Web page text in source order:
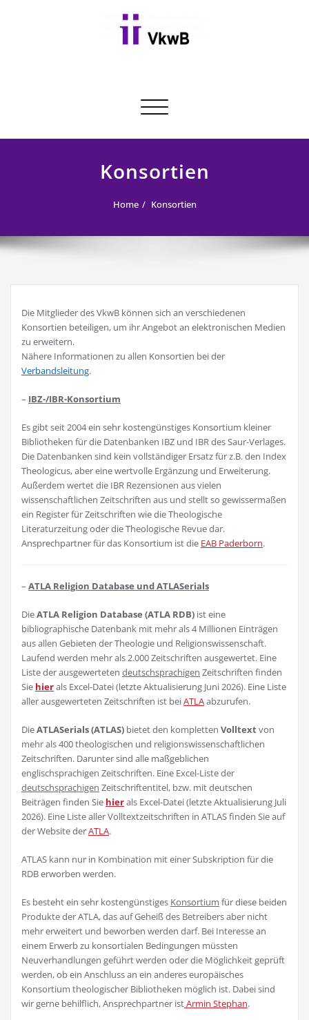
Toggle navigation
Konsortien
Home Konsortien
Die Mitglieder des VkwB können sich an verschiedenen
Konsortien beteiligen, um ihr Angebot an elektronischen Medien
zu erweitern.
Nähere Informationen zu allen Konsortien bei der
Verbandsleitung.
– IBZ-/IBR-Konsortium
Es gibt seit 2004 ein sehr kostengünstiges Konsortium kleiner
Bibliotheken für die Datenbanken IBZ und IBR des Saur-Verlages.
Die Datenbanken sind kein vollständiger Ersatz für z.B. den Index
Theologicus, aber eine wertvolle Ergänzung und Erweiterung.
Außerdem wertet die IBR Rezensionen aus vielen
wissenschaftlichen Zeitschriften aus und stellt so gewissermaßen
ein Register für Zeitschriften wie die Theologische
Literaturzeitung oder die Theologische Revue dar.
Ansprechpartner für das Konsortium ist die EAB Paderborn.
– ATLA Religion Database und ATLASerials
DieATLA Religion Database (ATLA RDB) ist eine
bibliographische Datenbank mit mehr als 4 Millionen Einträgen
aus allen Gebieten der Theologie und Religionswissenschaft.
Laufend werden mehr als 2.000 Zeitschriften ausgewertet. Eine
Liste der ausgewerteten deutschsprachigen Zeitschriften finden
Sie hierals Excel-Datei (letzte Aktualisierung Juni 2026). Eine Liste
aller ausgewerteten Zeitschriften ist beiATLAabzurufen.
DieATLASerials (ATLAS) bietet den kompletten Volltextvon
mehr als 400 theologischen und religionswissenschaftlichen
Zeitschriften. Darunter sind alle maßgeblichen
englischsprachigen Zeitschriften. Eine Excel-Liste der
deutschsprachigen Zeitschriftentitel, bzw. mit deutschen
Beiträgen finden Sie hierals Excel-Datei (letzte Aktualisierung Juli
2026). Eine Liste aller Volltextzeitschriften in ATLAS finden Sie auf
der Website derATLA.
ATLAS kann nur in Kombination mit einer Subskription für die
RDB erworben werden.
Es besteht ein sehr kostengünstiges Konsortium für diese beiden
Produkte der ATLA, das auf Geheiß des Betreibers aber nicht
mehr erweitert und beworben werden darf. Bei Interesse an
einem Erwerb zu konsortialen Bedingungen müssten
Neuverhandlungen geführt werden oder die Möglichkeit geprüft
werden, ob ein Anschluss an ein anderes europäisches
Konsortium theologischer Bibliotheken möglich ist. Dabei sind
wir gerne behilflich, Ansprechpartner istArmin Stephan.